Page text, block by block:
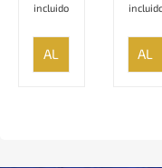
incluido
AL
CARRITO
AL